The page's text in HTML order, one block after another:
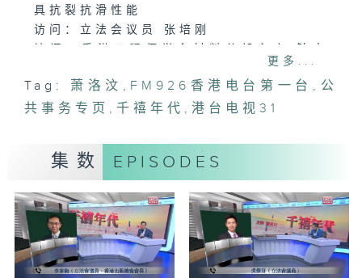
具抗裂抗滑性能
访问：立法会议员 张培刚
主题：观塘避风塘拟建跨海桥梁 连接启德
跑道区
访问：立法会议员 杨永杰
主题：铜锣湾利园八期将提供610个电动车
访问：立法会交通事务委员会委员、湾仔区
议员 林伟江
更多...
Tag: 萧洛汶 , FM926香港电台第一台 , 公
共事务专页 ,千禧年代 ,港台电视31
集数 EPISODES